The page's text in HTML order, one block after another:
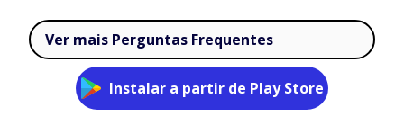
Ver mais Perguntas Frequentes
Instalar a partir de Play Store